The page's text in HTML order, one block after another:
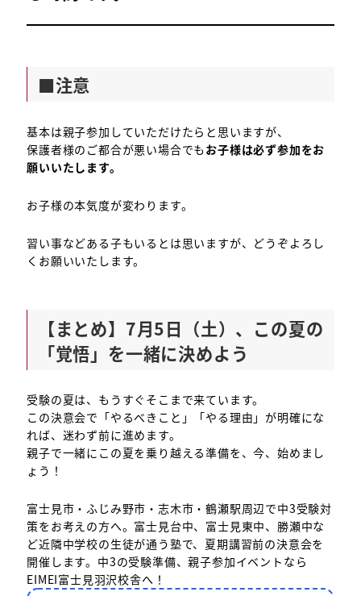
■注意
基本は親子参加していただけたらと思いますが、
保護者様のご都合が悪い場合でもお子様は必ず参加をお
願いいたします。
お子様の本気度が変わります。
習い事などある子もいるとは思いますが、どうぞよろし
くお願いいたします。
【まとめ】7月5日（土）、この夏の
「覚悟」を一緒に決めよう
受験の夏は、もうすぐそこまで来ています。
この決意会で「やるべきこと」「やる理由」が明確にな
れば、迷わず前に進めます。
親子で一緒にこの夏を乗り越える準備を、今、始めまし
ょう！
富士見市・ふじみ野市・志木市・鶴瀬駅周辺で中3受験対
策をお考えの方へ。富士見台中、富士見東中、勝瀬中な
ど近隣中学校の生徒が通う塾で、夏期講習前の決意会を
開催します。中3の受験準備、親子参加イベントなら
EIMEI富士見羽沢校舎へ！